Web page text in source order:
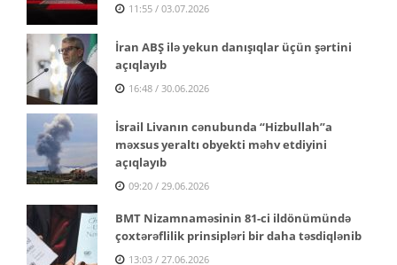
11:55 / 03.07.2026
İran ABŞ ilə yekun danışıqlar üçün şərtini
açıqlayıb
16:48 / 30.06.2026
İsrail Livanın cənubunda “Hizbullah”a
məxsus yeraltı obyekti məhv etdiyini
açıqlayıb
09:20 / 29.06.2026
BMT Nizamnaməsinin 81-ci ildönümündə
çoxtərəflilik prinsipləri bir daha təsdiqlənib
13:03 / 27.06.2026